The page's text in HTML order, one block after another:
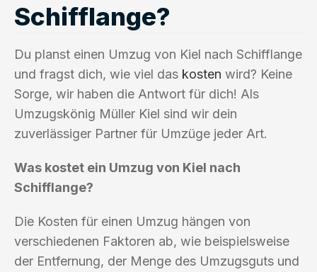
Schifflange?
Du planst einen Umzug von Kiel nach Schifflange
und fragst dich, wie viel das kosten wird? Keine
Sorge, wir haben die Antwort für dich! Als
Umzugskönig Müller Kiel sind wir dein
zuverlässiger Partner für Umzüge jeder Art.
Was kostet ein Umzug von Kiel nach
Schifflange?
Die Kosten für einen Umzug hängen von
verschiedenen Faktoren ab, wie beispielsweise
der Entfernung, der Menge des Umzugsguts und